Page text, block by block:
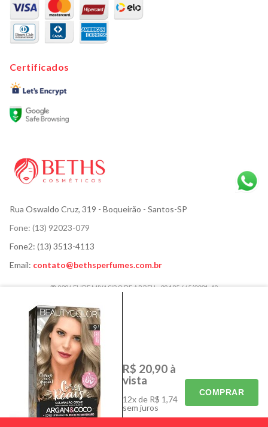
R$ 20,90 à
vista
12x de R$ 1,74
sem juros
COMPRAR
Certificados
Rua Oswaldo Cruz, 319 - Boqueirão - Santos-SP
Fone: (13) 92023-079
Fone2: (13) 3513-4113
Email: contato@bethsperfumes.com.br
2026 ELIDE MIYASIRO DE ABREU - 02.185.665/0001-42
ACESSÓRIOS
CORPO E BANHO
MÃOS E PÉS
PARA ELES
PERFUMES
SKINCARE
PROMOS